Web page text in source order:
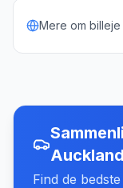
Mere om billeje
Auckland
Find de